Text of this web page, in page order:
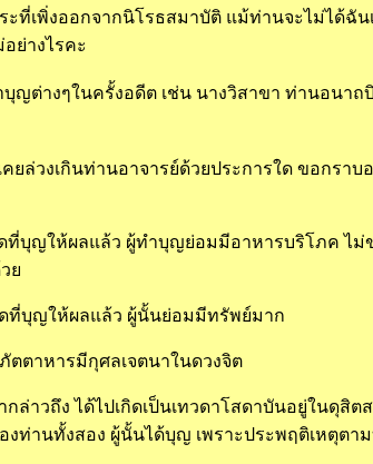
ะที่เพิ่งออกจากนิโรธสมาบัติ แม้ท่านจะไม่ได้ฉัน
ย่างไรคะ
ญต่างๆในครั้งอดีต เช่น นางวิสาขา ท่านอนา
ยล่วงเกินท่านอาจารย์ด้วยประการใด ขอกรา
ที่บุญให้ผลแล้ว ผู้ทำบุญย่อมมีอาหารบริโภค ไ
ย
ที่บุญให้ผลแล้ว ผู้นั้นย่อมมีทรัพย์มาก
ตาหารมีกุศลเจตนาในดวงจิต
าวถึง ได้ไปเกิดเป็นเทวดาโสดาบันอยู่ในดุสิต
ท่านทั้งสอง ผู้นั้นได้บุญ เพราะประพฤติเหตุตา